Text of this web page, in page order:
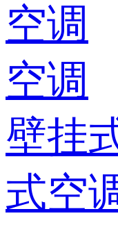
空调
空调
壁挂
式空